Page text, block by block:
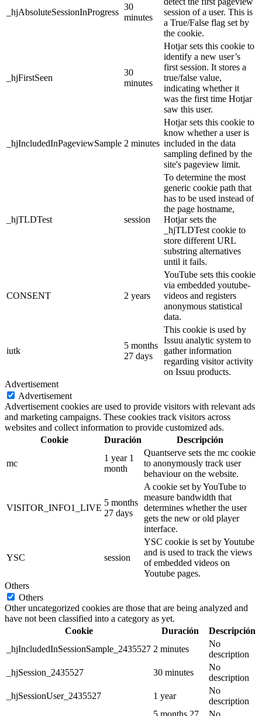
_hjAbsoluteSessionInProgress
30
minutes
session of a user. This is
a True/False flag set by
the cookie.
_hjFirstSeen
30
minutes
Hotjar sets this cookie to
identify a new user’s
first session. It stores a
true/false value,
indicating whether it
was the first time Hotjar
saw this user.
_hjIncludedInPageviewSample 2 minutes
Hotjar sets this cookie to
know whether a user is
included in the data
sampling defined by the
site's pageview limit.
_hjTLDTest session
To determine the most
generic cookie path that
has to be used instead of
the page hostname,
Hotjar sets the
_hjTLDTest cookie to
store different URL
substring alternatives
until it fails.
CONSENT 2 years
YouTube sets this cookie
via embedded youtube-
videos and registers
anonymous statistical
data.
iutk
5 months
27 days
This cookie is used by
Issuu analytic system to
gather information
regarding visitor activity
on Issuu products.
Advertisement
Advertisement
Advertisement cookies are used to provide visitors with relevant ads
and marketing campaigns. These cookies track visitors across
websites and collect information to provide customized ads.
Cookie
Duración Descripción
mc
1 year 1
month
Quantserve sets the mc cookie
to anonymously track user
behaviour on the website.
VISITOR_INFO1_LIVE
5 months
27 days
A cookie set by YouTube to
measure bandwidth that
determines whether the user
gets the new or old player
interface.
YSC session
YSC cookie is set by Youtube
and is used to track the views
of embedded videos on
Youtube pages.
Others
Others
Other uncategorized cookies are those that are being analyzed and
have not been classified into a category as yet.
Cookie
Duración
Descripción
_hjIncludedInSessionSample_2435527 2 minutes
No
description
_hjSession_2435527
30 minutes
No
description
_hjSessionUser_2435527
1 year
No
description